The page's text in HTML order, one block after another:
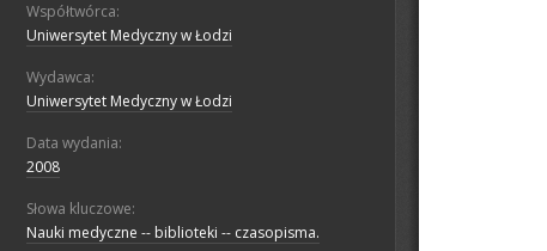
Współtwórca:
Uniwersytet Medyczny w Łodzi
Wydawca:
Uniwersytet Medyczny w Łodzi
Data wydania:
2008
Słowa kluczowe:
Nauki medyczne -- biblioteki -- czasopisma.